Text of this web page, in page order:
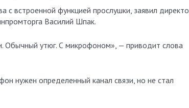
Василий Шпак.
Обычный утюг. С микрофоном», — приводит слова
нужен определенный канал связи, но не стал